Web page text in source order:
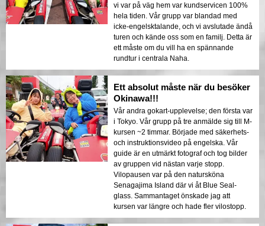
vi var på väg hem var kundservicen 100%
hela tiden. Vår grupp var blandad med
icke-engelsktalande, och vi avslutade ändå
turen och kände oss som en familj. Detta är
ett måste om du vill ha en spännande
rundtur i centrala Naha.
Ett absolut måste när du besöker
Okinawa!!!
Vår andra gokart-upplevelse; den första var
i Tokyo. Vår grupp på tre anmälde sig till M-
kursen ~2 timmar. Började med säkerhets-
och instruktionsvideo på engelska. Vår
guide är en utmärkt fotograf och tog bilder
av gruppen vid nästan varje stopp.
Vilopausen var på den natursköna
Senagajima Island där vi åt Blue Seal-
glass. Sammantaget önskade jag att
kursen var längre och hade fler vilostopp.